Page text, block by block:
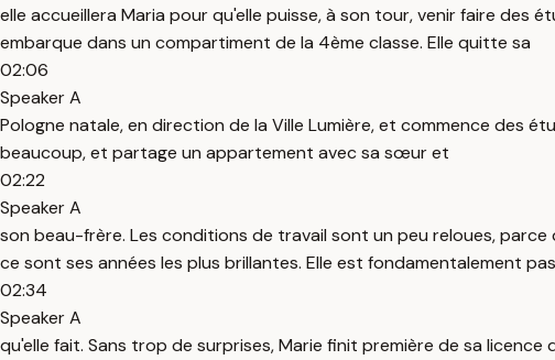
elle accueillera Maria pour qu'elle puisse, à son tour, venir faire des
embarque dans un compartiment de la 4ème classe. Elle quitte sa
02:06
Speaker A
Pologne natale, en direction de la Ville Lumière, et commence des
beaucoup, et partage un appartement avec sa sœur et
02:22
Speaker A
son beau-frère. Les conditions de travail sont un peu reloues,
ce sont ses années les plus brillantes. Elle est fondamentalement
02:34
Speaker A
qu'elle fait. Sans trop de surprises, Marie finit première de sa